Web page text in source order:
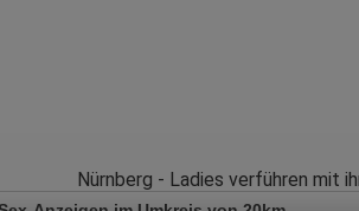
Nürnberg - Ladies verführen mit